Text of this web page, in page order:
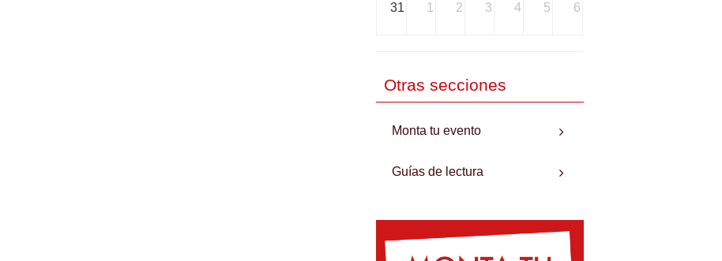
31 1 2 3 4 5 6
Otras secciones
Monta tu evento
Guías de lectura